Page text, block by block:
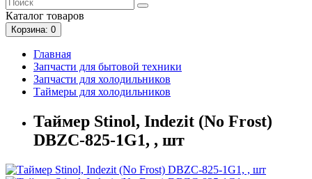
Каталог товаров
Корзина: 0
Главная
Запчасти для бытовой техники
Запчасти для холодильников
Таймеры для холодильников
Таймер Stinol, Indezit (No Frost)
DBZC-825-1G1, , шт